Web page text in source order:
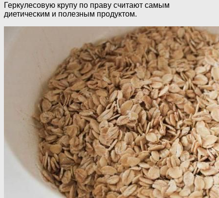
Геркулесовую крупу по праву считают самым
диетическим и полезным продуктом.